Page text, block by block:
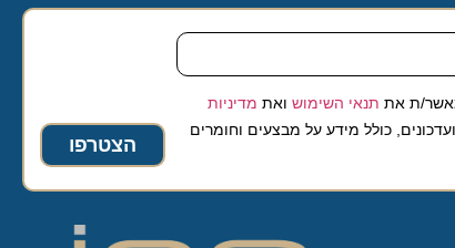
ת אתתנאי השימושואת מדיניות
כולל מידע על מבצעים וחומרים
הצטרפו